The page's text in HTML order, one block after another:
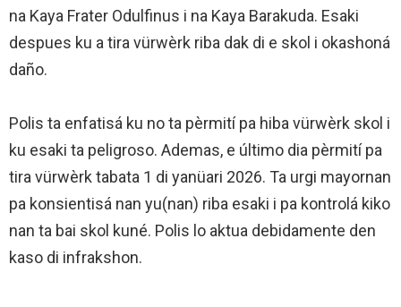
na Kaya Frater Odulfinus i na Kaya Barakuda. Esaki
despues ku a tira vürwèrk riba dak di e skol i okashoná
daño.
Polis ta enfatisá ku no ta pèrmití pa hiba vürwèrk skol i
ku esaki ta peligroso. Ademas, e último dia pèrmití pa
tira vürwèrk tabata 1 di yanüari 2026. Ta urgi mayornan
pa konsientisá nan yu(nan) riba esaki i pa kontrolá kiko
nan ta bai skol kuné. Polis lo aktua debidamente den
kaso di infrakshon.